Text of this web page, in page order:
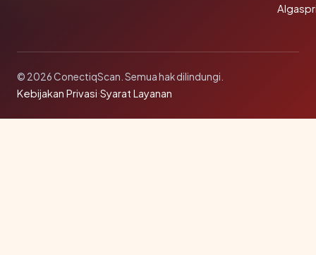
© 2026 ConectiqScan. Semua hak dilindungi.
Kebijakan Privasi·Syarat Layanan